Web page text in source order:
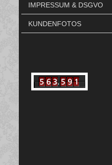
IMPRESSUM & DSGVO
KUNDENFOTOS